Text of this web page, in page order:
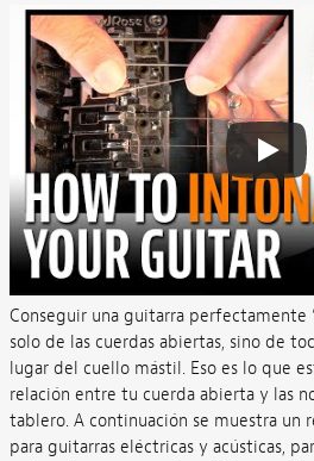
Conseguir una guitarra perfectamente
solo de las cuerdas abiertas, sino de
lugar del cuello mástil. Eso es lo que
relación entre tu cuerda abierta y las
tablero. A continuación se muestra un
para guitarras eléctricas y acústicas,